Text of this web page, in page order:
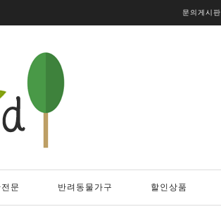
문의게시판
문 반려동물가구 할인상품